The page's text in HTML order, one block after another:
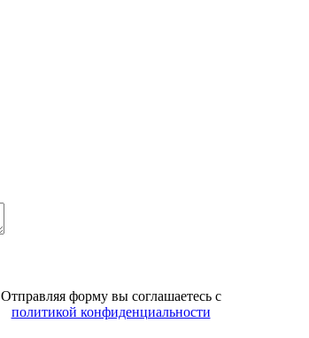
Отправляя форму вы соглашаетесь с
политикой конфиденциальности